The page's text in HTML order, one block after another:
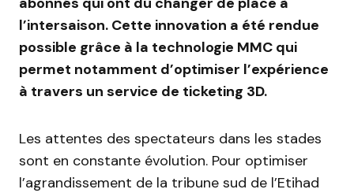
l’intersaison. Cette innovation a été rendue
possible grâce à la technologie MMC qui
permet notamment d’optimiser l’expérience
à travers un service de ticketing 3D.
Les attentes des spectateurs dans les stades
sont en constante évolution. Pour optimiser
l’agrandissement de la tribune sud de l’Etihad